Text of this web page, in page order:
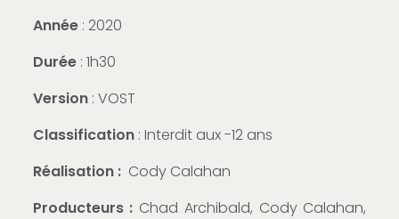
Année : 2020
Durée: 1h30
Version : VOST
Classification : Interdit aux -12 ans
Réalisation :Cody Calahan
Producteurs : Chad Archibald, Cody Calahan,